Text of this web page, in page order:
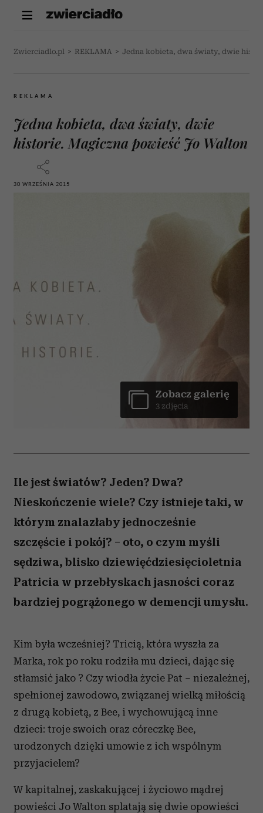
Zwierciadlo.pl > REKLAMA > Jedna kobieta, dwa światy, dwie
REKLAMA
Jedna kobieta, dwa światy, dwie
historie. Magiczna powieść Jo Walton
30 WRZEŚNIA 2015
Zobacz galerię
3 zdjęcia
Ile jest światów? Jeden? Dwa?
Nieskończenie wiele? Czy istnieje taki, w
którym znalazłaby jednocześnie
szczęście i pokój? – oto, o czym myśli
sędziwa, blisko dziewięćdziesięcioletnia
Patricia w przebłyskach jasności coraz
bardziej pogrążonego w demencji umysłu.
Kim była wcześniej? Tricią, która wyszła za
Marka, rok po roku rodziła mu dzieci, dając się
stłamsić jako ? Czy wiodła życie Pat – niezależnej,
spełnionej zawodowo, związanej wielką miłością
z drugą kobietą, z Bee, i wychowującą inne
dzieci: troje swoich oraz córeczkę Bee,
urodzonych dzięki umowie z ich wspólnym
przyjacielem?
W kapitalnej, zaskakującej i życiowo mądrej
powieści Jo Walton splatają się dwie opowieści